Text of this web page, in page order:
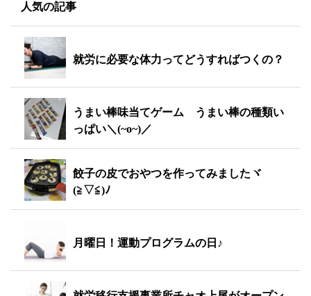
人気の記事
就労に必要な体力ってどうすればつくの？
うまい棒味当てゲーム うまい棒の種類い
っぱい＼(~o~)／
餃子の皮でおやつを作ってみましたヾ
(≧▽≦)ﾉ
月曜日！運動プログラムの日♪